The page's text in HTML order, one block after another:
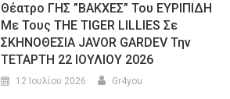
Θέατρο ΓΗΣ ”ΒΑΚΧΕΣ” Του ΕΥΡΙΠΙΔΗ
Με Τους THE TIGER LILLIES Σε
ΣΚΗΝΟΘΕΣΙΑ JAVOR GARDEV Την
ΤΕΤΑΡΤΗ 22 ΙΟΥΛΙΟΥ 2026
12 Ιουλίου 2026 Gr4you